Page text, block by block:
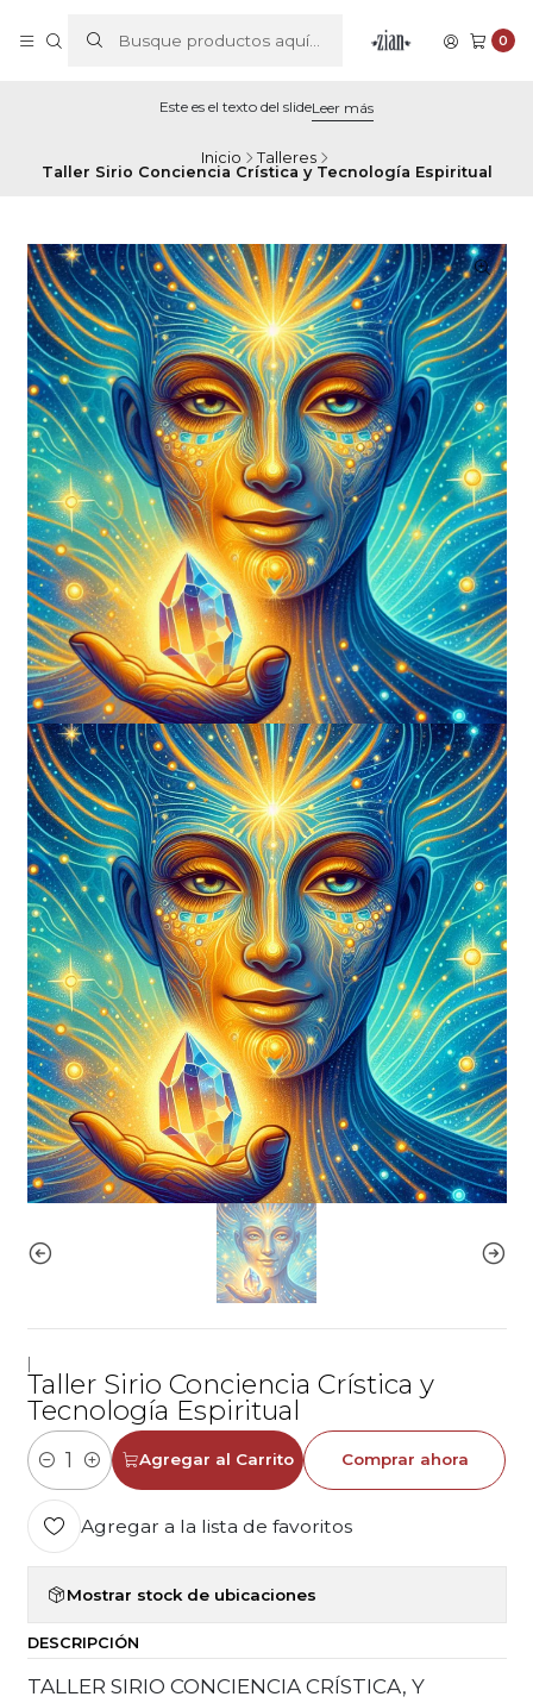
0
Este es el texto del slideLeer más
Inicio
Talleres
Taller Sirio Conciencia Crística y Tecnología Espiritual
Taller Sirio Conciencia Crística y
Tecnología Espiritual
Cantidad
Agregar al Carrito Comprar ahora
Agregar a la lista de favoritos
Mostrar stock de ubicaciones
DESCRIPCIÓN
TALLER SIRIO CONCIENCIA CRÍSTICA, Y